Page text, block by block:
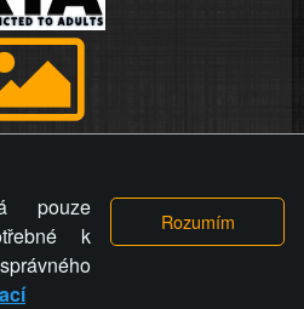
se toto opatření provozovatele
umístila fotografii nebo video na
fotografie, videa nebo
okolnost uplatnit vůči
nárok na náhradu škody nebo
újmy.
pouze
k